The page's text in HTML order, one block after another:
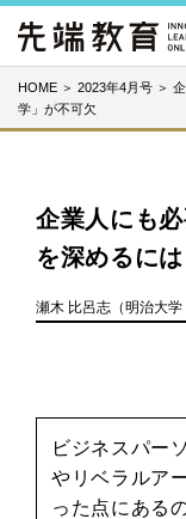
HOME ＞ 2023年4月号 ＞
学」が不可欠
企業人にも
を深めるに
瀬木 比呂志（明治大学
ビジネスパー
やリベラルア
った点にある